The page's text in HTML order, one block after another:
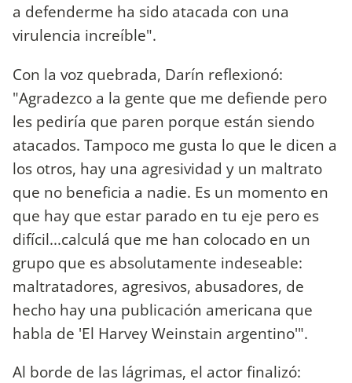
a defenderme ha sido atacada con una
virulencia increíble".
Con la voz quebrada, Darín reflexionó:
"Agradezco a la gente que me defiende pero
les pediría que paren porque están siendo
atacados. Tampoco me gusta lo que le dicen a
los otros, hay una agresividad y un maltrato
que no beneficia a nadie. Es un momento en
que hay que estar parado en tu eje pero es
difícil...calculá que me han colocado en un
grupo que es absolutamente indeseable:
maltratadores, agresivos, abusadores, de
hecho hay una publicación americana que
habla de 'El Harvey Weinstain argentino'".
Al borde de las lágrimas, el actor finalizó: